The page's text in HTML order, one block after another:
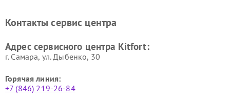
Kitfort
Kitfort
Kitfort
Kitfort
Контакты сервис центра
Адрес сервисного центра Kitfort:
г. Самара, ул. Дыбенко, 30
Горячая линия:
+7 (846) 219-26-84